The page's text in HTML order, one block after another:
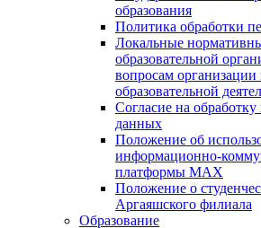
образования
Политика обработки
Локальные
образовательной
вопросам
образовательной
Согласие на
данных
Положение об
информационно-
платформы MAX
Положение о
Аргаяшского филиала
Образование